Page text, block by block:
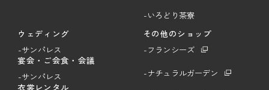
-いろどり茶寮
ウェディング
-サンパレス
宴会・ご会食・会議
-サンパレス
衣裳レンタル
その他のショップ
-フランシーズ
-ナチュラルガーデン